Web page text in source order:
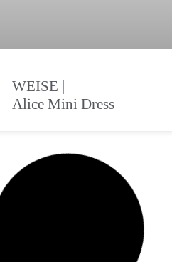
WEISE |
Alice Mini Dress